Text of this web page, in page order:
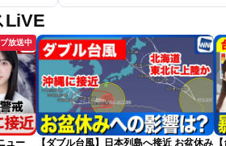
LiVE
放送中
ュー
【ダブル台風】日本列島へ接近 お盆休み